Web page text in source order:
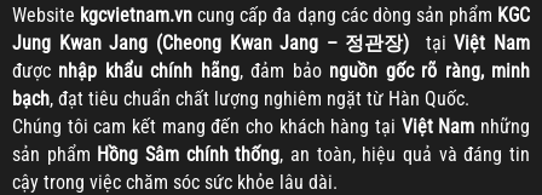
Website kgcvietnam.vn cung cấp đa dạng các dòng sản phẩm KGC
Jung Kwan Jang (Cheong Kwan Jang – 정관장) tạiViệt Nam
được nhập khẩu chính hãng, đảm bảo nguồn gốc rõ ràng, minh
bạch, đạt tiêu chuẩn chất lượng nghiêm ngặt từ Hàn Quốc.
Chúng tôi cam kết mang đến cho khách hàng tại Việt Nam những
sản phẩm Hồng Sâm chính thống, an toàn, hiệu quả và đáng tin
cậy trong việc chăm sóc sức khỏe lâu dài.